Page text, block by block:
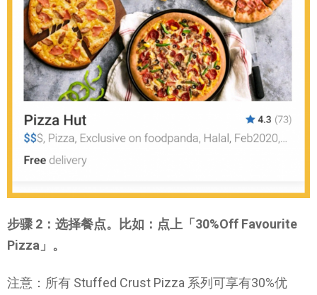
步骤 2：选择餐点。比如：点上「30%Off Favourite
Pizza」。
注意：所有 Stuffed Crust Pizza 系列可享有30%优